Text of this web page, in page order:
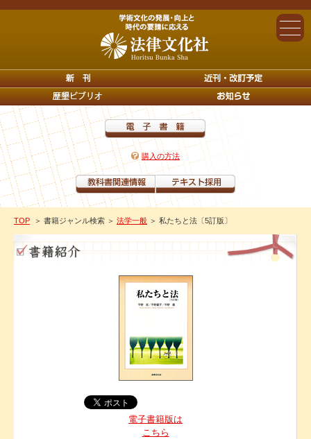
購入の方法
TOP ＞ 書籍ジャンル検索 ＞ 法学一般 ＞ 私たちと法〔5訂版〕
電子書籍版は
こちら